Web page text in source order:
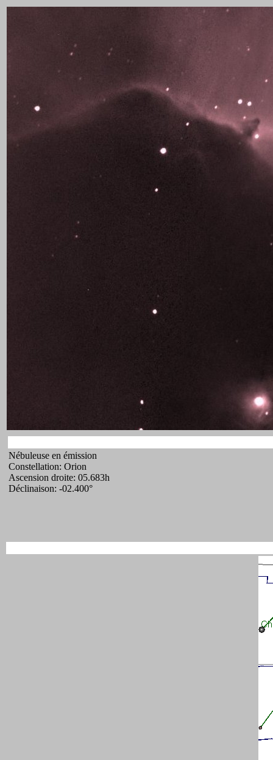
Nébuleuse en émission
Constellation: Orion
Ascension droite: 05.683h
Déclinaison: -02.400°